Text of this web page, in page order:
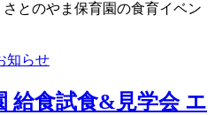
とのやま保育園の食育イベン
知らせ
給食試食&見学会 エ